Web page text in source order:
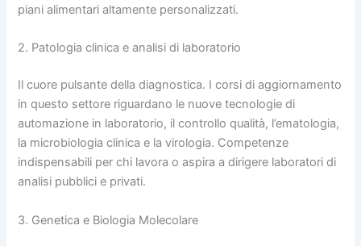
piani alimentari altamente personalizzati.
2. Patologia clinica e analisi di laboratorio
Il cuore pulsante della diagnostica. I corsi di aggiornamento
in questo settore riguardano le nuove tecnologie di
automazione in laboratorio, il controllo qualità, l’ematologia,
la microbiologia clinica e la virologia. Competenze
indispensabili per chi lavora o aspira a dirigere laboratori di
analisi pubblici e privati.
3. Genetica e Biologia Molecolare